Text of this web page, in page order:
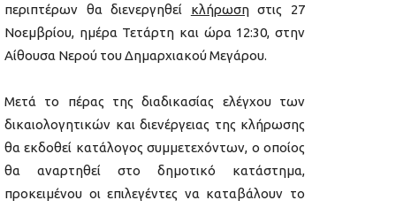
περιπτέρων θα διενεργηθεί κλήρωσηστις 27
Νοεμβρίου, ημέρα Τετάρτη και ώρα 12:30, στην
Αίθουσα Νερού του Δημαρχιακού Μεγάρου.
Μετά το πέρας της διαδικασίας ελέγχου των
δικαιολογητικών και διενέργειας της κλήρωσης
θα εκδοθεί κατάλογος συμμετεχόντων, ο οποίος
θα αναρτηθεί στο δημοτικό κατάστημα,
προκειμένου οι επιλεγέντες να καταβάλουν το